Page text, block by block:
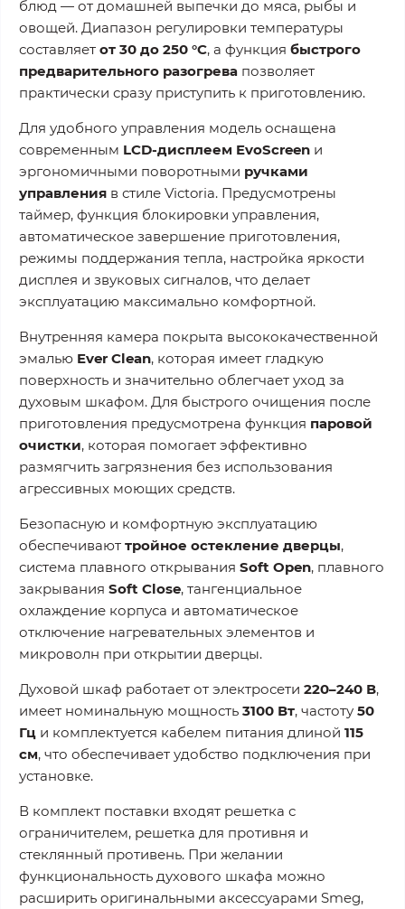
блюд — от домашней выпечки до мяса, рыбы и
овощей. Диапазон регулировки температуры
составляет от 30 до 250 °C, а функция быстрого
предварительного разогрева позволяет
практически сразу приступить к приготовлению.
Для удобного управления модель оснащена
современным LCD-дисплеем EvoScreen и
эргономичными поворотными ручками
управления в стиле Victoria. Предусмотрены
таймер, функция блокировки управления,
автоматическое завершение приготовления,
режимы поддержания тепла, настройка яркости
дисплея и звуковых сигналов, что делает
эксплуатацию максимально комфортной.
Внутренняя камера покрыта высококачественной
эмалью Ever Clean, которая имеет гладкую
поверхность и значительно облегчает уход за
духовым шкафом. Для быстрого очищения после
приготовления предусмотрена функция паровой
очистки, которая помогает эффективно
размягчить загрязнения без использования
агрессивных моющих средств.
Безопасную и комфортную эксплуатацию
обеспечивают тройное остекление дверцы,
система плавного открывания Soft Open, плавного
закрывания Soft Close, тангенциальное
охлаждение корпуса и автоматическое
отключение нагревательных элементов и
микроволн при открытии дверцы.
Духовой шкаф работает от электросети 220–240 В,
имеет номинальную мощность 3100 Вт, частоту 50
Гц и комплектуется кабелем питания длиной 115
см, что обеспечивает удобство подключения при
установке.
В комплект поставки входят решетка с
ограничителем, решетка для противня и
стеклянный противень. При желании
функциональность духового шкафа можно
расширить оригинальными аксессуарами Smeg,